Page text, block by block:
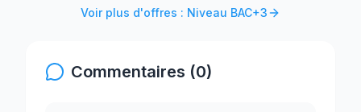
Voir plus d'offres : Niveau BAC+3
Commentaires (0)